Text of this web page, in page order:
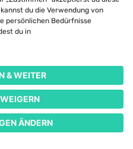
(Vertragsdaten) sowie
(z. B. über Kredite und
(s. oben unter
der SCHUFA eine von ihr
die einen Bezug zu Ihnen
genannten
wir, um sie Ihnen
Ihre Bonität zu